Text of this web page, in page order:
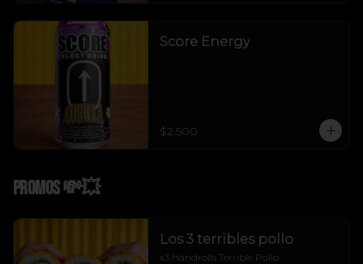
Score Energy
$2.500
Promos 💸💥
Los 3 terribles pollo
x3 Handrolls Terrible Pollo